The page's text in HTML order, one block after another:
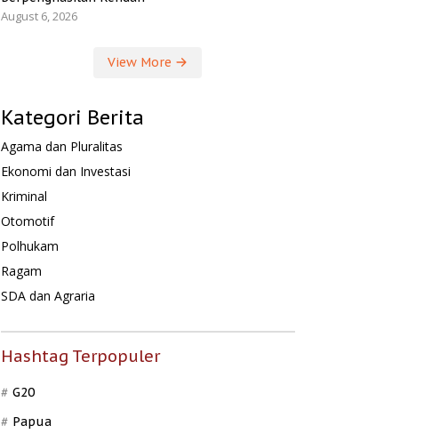
August 6, 2026
View More
Kategori Berita
Agama dan Pluralitas
Ekonomi dan Investasi
Kriminal
Otomotif
Polhukam
Ragam
SDA dan Agraria
Hashtag Terpopuler
G20
Papua